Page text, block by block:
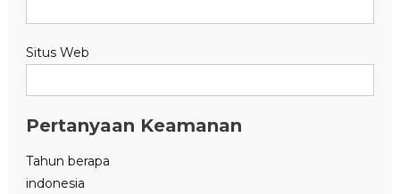
Situs Web
Pertanyaan Keamanan
Tahun berapa
indonesia